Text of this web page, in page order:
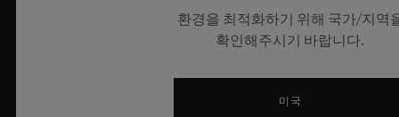
투명한 사파이어로 제작된 이번 모델은 100피스 리미티드 에디션
으로, 사파이어 소재와 최첨단 메커니즘이 조화를 이룹니다. 위블
름 하늘이 주는 자유롭고 광활한 감성을 담아냅니다.
환경을 최적화하기 위해 국가/지역
확인해주시기 바랍니다.
미국